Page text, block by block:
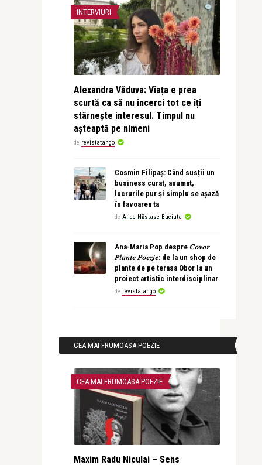
INTERVIURI
Alexandra Văduva: Viața e prea
scurtă ca să nu încerci tot ce îți
stârnește interesul. Timpul nu
așteaptă pe nimeni
de revistatango
Cosmin Filipaș: Când susții un
business curat, asumat,
lucrurile pur și simplu se așază
în favoarea ta
de Alice Năstase Buciuta
Ana-Maria Pop despre 𝐶𝑜𝑣𝑜𝑟
𝑃𝑙𝑎𝑛𝑡𝑒 𝑃𝑜𝑒𝑧𝑖𝑒: de la un shop de
plante de pe terasa Obor la un
proiect artistic interdisciplinar
de revistatango
CEA MAI FRUMOASA POEZIE
CEA MAI FRUMOASA POEZIE
Maxim Radu Niculai – Sens